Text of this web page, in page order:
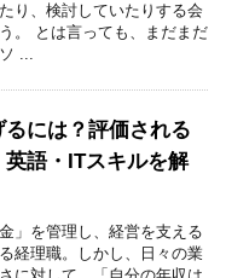
り、検討していたりする会
。 とは言っても、まだまだ
...
には？評価される
語・ITスキルを解
」を管理し、経営を支える
経理職。しかし、日々の業